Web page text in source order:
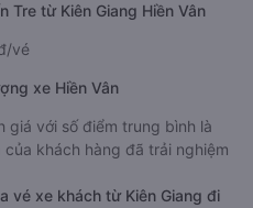
Tre từ Kiên Giang Hiền Vân
vé
xe Hiền Vân
giá với số điểm trung bình là
khách hàng đã trải nghiệm
vé xe khách từ Kiên Giang đi